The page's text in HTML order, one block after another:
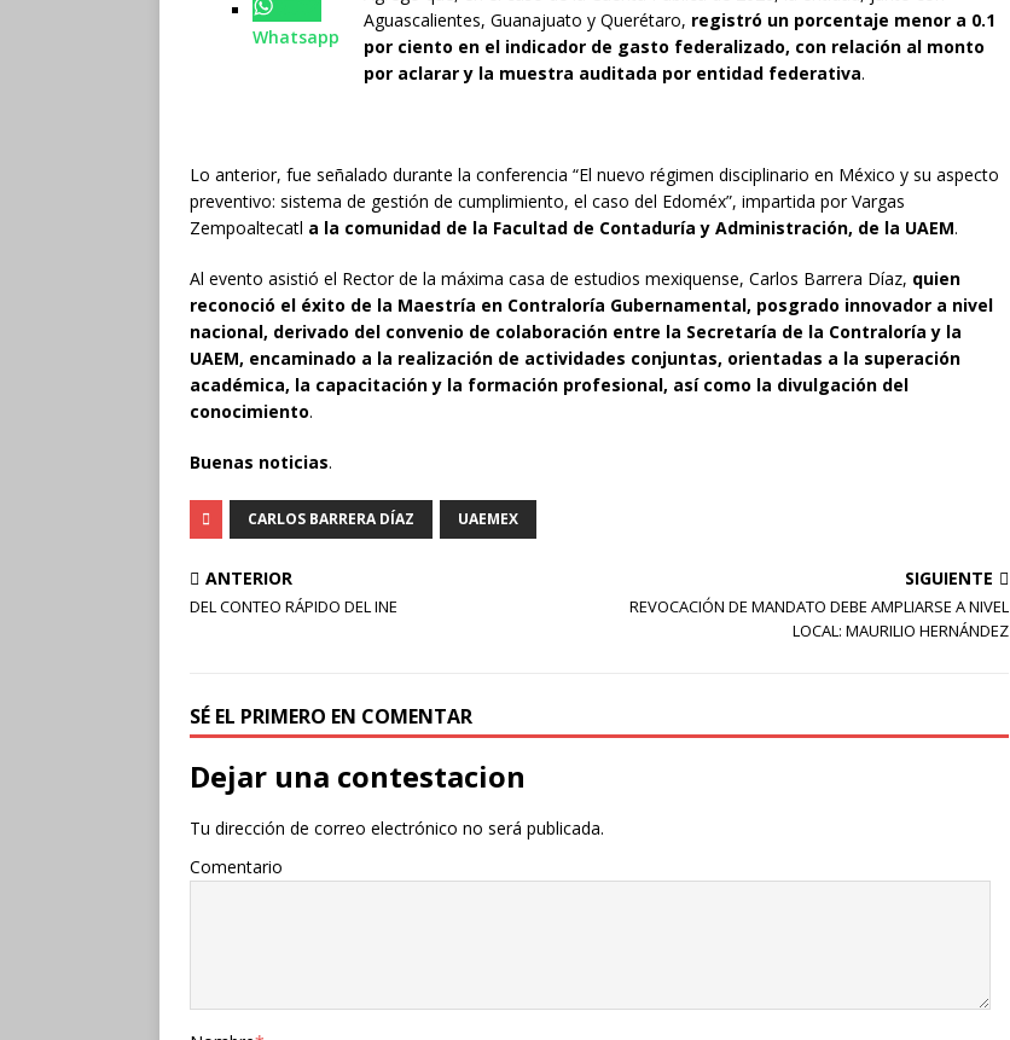
Whatsapp
Aguascalientes, Guanajuato y Querétaro, registró un porcentaje menor a 0.1
por ciento en el indicador de gasto federalizado, con relación al monto
por aclarar y la muestra auditada por entidad federativa.
Lo anterior, fue señalado durante la conferencia “El nuevo régimen disciplinario en México y su aspecto
preventivo: sistema de gestión de cumplimiento, el caso del Edoméx”, impartida por Vargas
Zempoaltecatl a la comunidad de la Facultad de Contaduría y Administración, de la UAEM.
Al evento asistió el Rector de la máxima casa de estudios mexiquense, Carlos Barrera Díaz, quien
reconoció el éxito de la Maestría en Contraloría Gubernamental, posgrado innovador a nivel
nacional, derivado del convenio de colaboración entre la Secretaría de la Contraloría y la
UAEM, encaminado a la realización de actividades conjuntas, orientadas a la superación
académica, la capacitación y la formación profesional, así como la divulgación del
conocimiento.
Buenas noticias.
CARLOS BARRERA DÍAZ UAEMEX
ANTERIOR
DEL CONTEO RÁPIDO DEL INE
SIGUIENTE
REVOCACIÓN DE MANDATO DEBE AMPLIARSE A NIVEL
LOCAL: MAURILIO HERNÁNDEZ
SÉ EL PRIMERO EN COMENTAR
Dejar una contestacion
Tu dirección de correo electrónico no será publicada.
Comentario